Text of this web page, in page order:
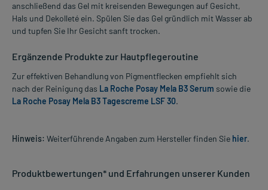
anschließend das Gel mit kreisenden Bewegungen auf Gesicht,
Hals und Dekolleté ein. Spülen Sie das Gel gründlich mit Wasser ab
und tupfen Sie Ihr Gesicht sanft trocken.
Ergänzende Produkte zur Hautpflegeroutine
Zur effektiven Behandlung von Pigmentflecken empfiehlt sich
nach der Reinigung das La Roche Posay Mela B3 Serum sowie die
La Roche Posay Mela B3 Tagescreme LSF 30.
Hinweis: Weiterführende Angaben zum Hersteller finden Sie hier.
Produktbewertungen* und Erfahrungen unserer Kunden